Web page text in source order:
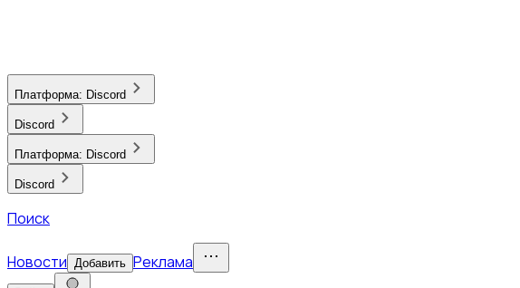
Платформа: Discord
Discord
Платформа: Discord
Discord
Поиск
Новости Добавить Реклама